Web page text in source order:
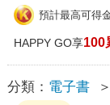
預計最高可得
HAPPY GO享100
分類： 電子書 ＞